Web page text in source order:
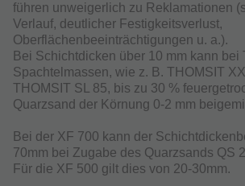
führen unweigerlich zu Reklamationen
Verlauf, deutlicher Festigkeitsverlust,
Oberflächenbeeinträchtigungen u. a.).
Bei Schichtdicken über 10 mm kann bei
Spachtelmassen, wie z. B. THOMSIT
THOMSIT SL 85, bis zu 30 %
Quarzsand der Körnung 0-2 mm
Bei der XF 700 kann der
70mm bei Zugabe des Quarzsands QS
Für die XF 500 gilt dies von 20-30mm.